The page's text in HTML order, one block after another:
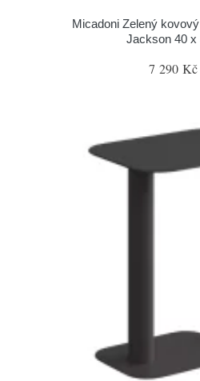
Micadoni Zelený
Jackson 40 x
7 290 Kč